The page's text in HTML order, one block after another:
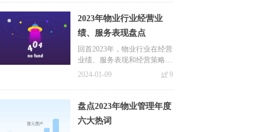
5%。其中，基础服务营收规
模净增长约2565亿元，增值服
务营收规模净增长约2412亿
元。
2023年物业行业经营业
绩、服务表现盘点
回首2023年，物业行业在经营
业绩、服务表现和经营策略上
蓄势赋能，接下来就重点从以
23年的整体表现！
넶 9
2024-01-09
盘点2023年物业管理年度
六大热词